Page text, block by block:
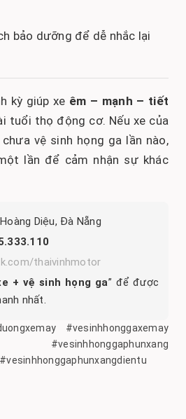
bảo dưỡng để dễ nhắc lại
kỳ giúp xe êm – mạnh – tiết
tuổi thọ động cơ. Nếu xe của
vệ sinh họng ga lần nào,
lần để cảm nhận sự khác
Diệu, Đà Nẵng
thaivinhmotor
+ vệ sinh họng ga” để được
nhất.
#vesinhhonggaxemay